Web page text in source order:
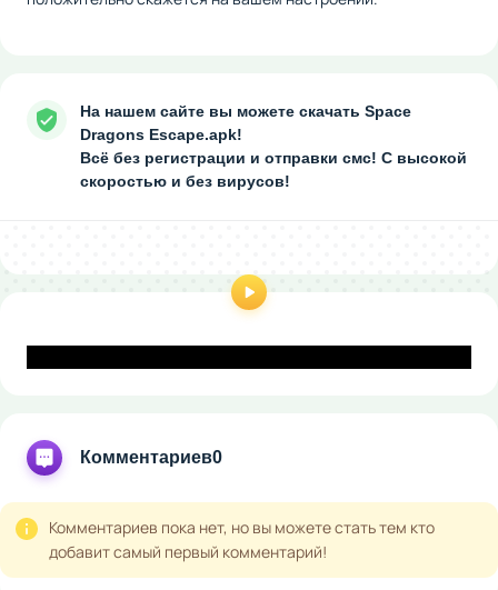
На нашем сайте вы можете скачать Space
Dragons Escape.apk!
Всё без регистрации и отправки смс! С высокой
скоростью и без вирусов!
Комментариев0
Комментариев пока нет, но вы можете стать тем кто
добавит самый первый комментарий!